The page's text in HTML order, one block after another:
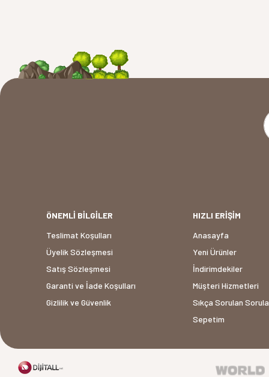
ÖNEMLİ BİLGİLER
Teslimat Koşulları
Üyelik Sözleşmesi
Satış Sözleşmesi
Garanti ve İade Koşulları
Gizlilik ve Güvenlik
HIZLI ERİŞİM
Anasayfa
Yeni Ürünler
İndirimdekiler
Müşteri Hizmetleri
Sıkça Sorulan
Sepetim